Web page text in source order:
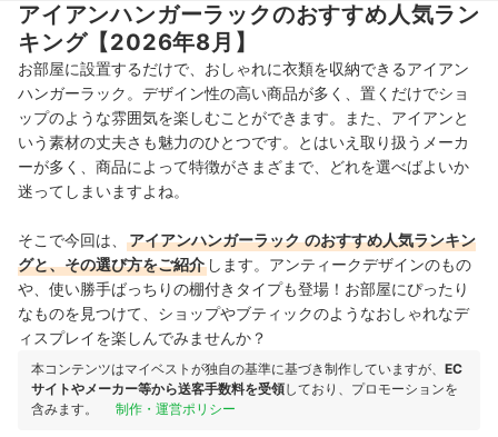
アイアンハンガーラックのおすすめ人気ラン
キング【2026年8月】
お部屋に設置するだけで、おしゃれに衣類を収納できるアイアン
ハンガーラック。デザイン性の高い商品が多く、置くだけでショ
ップのような雰囲気を楽しむことができます。また、アイアンと
いう素材の丈夫さも魅力のひとつです。とはいえ取り扱うメーカ
ーが多く、商品によって特徴がさまざまで、どれを選べばよいか
迷ってしまいますよね。
そこで今回は、 アイアンハンガーラック のおすすめ人気ランキン
グと、その選び方をご紹介 します。アンティークデザインのもの
や、使い勝手ばっちりの棚付きタイプも登場！お部屋にぴったり
なものを見つけて、ショップやブティックのようなおしゃれなデ
ィスプレイを楽しんでみませんか？
本コンテンツはマイベストが独自の基準に基づき制作していますが、 EC
サイトやメーカー等から送客手数料を受領しており、プロモーションを
含みます。
制作・運営ポリシー